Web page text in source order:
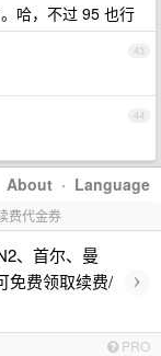
哈，不过 95 也行
43
44
About · Language
费代金券
、首尔、曼
免费领取续费/
›
PRO